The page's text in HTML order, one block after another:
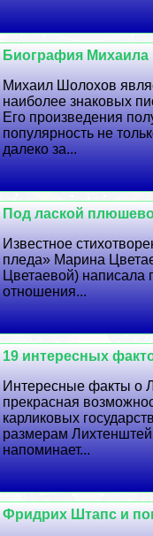
Биография
Михаил Шолохов
наиболее знаковых
Его произведения
популярность не
далеко за...
Под лаской
Известное
пледа» Марина
Цветаевой) написала
отношения...
19 интересных
Интересные факты о
прекрасная
карликовых
размерам
напоминает...
Фридрих Штапс и